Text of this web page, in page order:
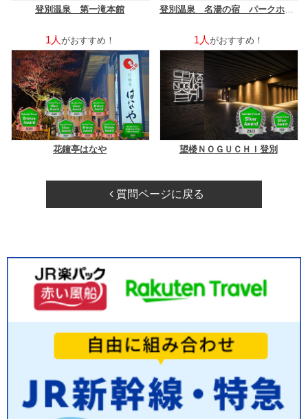
登別温泉 第一滝本館
1人 がおすすめ！
花鐘亭はなや
1人 がおすすめ！
望楼ＮＯＧＵＣＨＩ登別
質問ページに戻る